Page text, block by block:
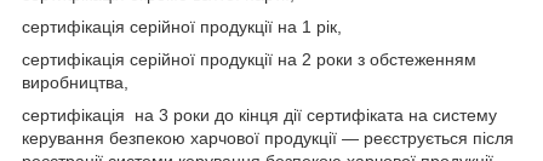
сертифікація серійної продукції на 1 рік,
сертифікація серійної продукції на 2 роки з обстеженням
виробництва,
сертифікація на 3 роки до кінця дії сертифіката на систему
керування безпекою харчової продукції — реєструється після